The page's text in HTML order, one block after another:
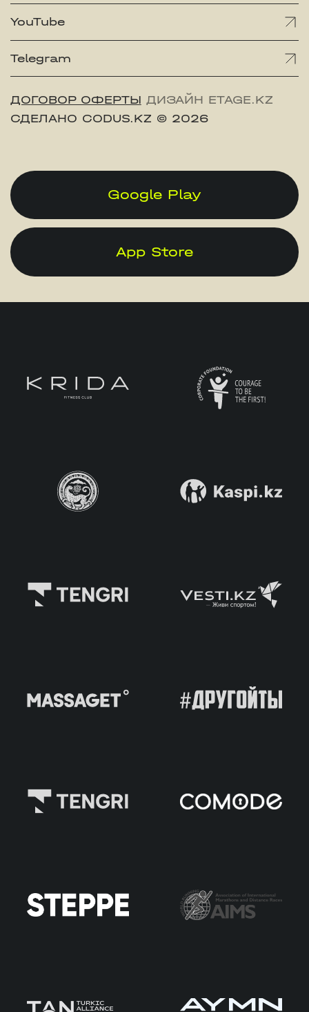
YouTube
Telegram
ДОГОВОР ОФЕРТЫ ДИЗАЙН ETAGE.KZ
СДЕЛАНО CODUS.KZ © 2026
Google Play
App Store